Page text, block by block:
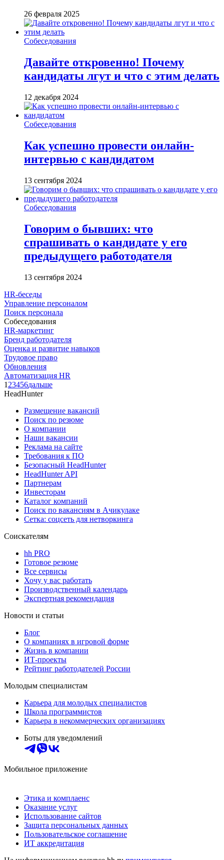
26 февраля 2025
Собеседования
Давайте откровенно! Почему
кандидаты лгут и что с этим делать
12 декабря 2024
Собеседования
Как успешно провести онлайн-
интервью с кандидатом
13 сентября 2024
Собеседования
Говорим о бывших: что
спрашивать о кандидате у его
предыдущего работодателя
13 сентября 2024
HR-беседы
Управление персоналом
Поиск персонала
Собеседования
HR-маркетинг
Бренд работодателя
Оценка и развитие навыков
Трудовое право
Обновления
Автоматизация HR
1 23456дальше
HeadHunter
Размещение вакансий
Поиск по резюме
О компании
Наши вакансии
Реклама на сайте
Требования к ПО
Безопасный HeadHunter
HeadHunter API
Партнерам
Инвесторам
Каталог компаний
Поиск по вакансиям в Ачикулаке
Сетка: соцсеть для нетворкинга
Соискателям
hh PRO
Готовое резюме
Все сервисы
Хочу у вас работать
Производственный календарь
Экспертная рекомендация
Новости и статьи
Блог
О компаниях в игровой форме
Жизнь в компании
ИТ-проекты
Рейтинг работодателей России
Молодым специалистам
Карьера для молодых специалистов
Школа программистов
Карьера в некоммерческих организациях
Боты для уведомлений
Мобильное приложение
Этика и комплаенс
Оказание услуг
Использование сайтов
Защита персональных данных
Пользовательское соглашение
ИТ аккредитация